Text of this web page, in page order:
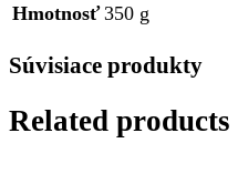
Hmotnosť 350 g
Súvisiace produkty
Related products